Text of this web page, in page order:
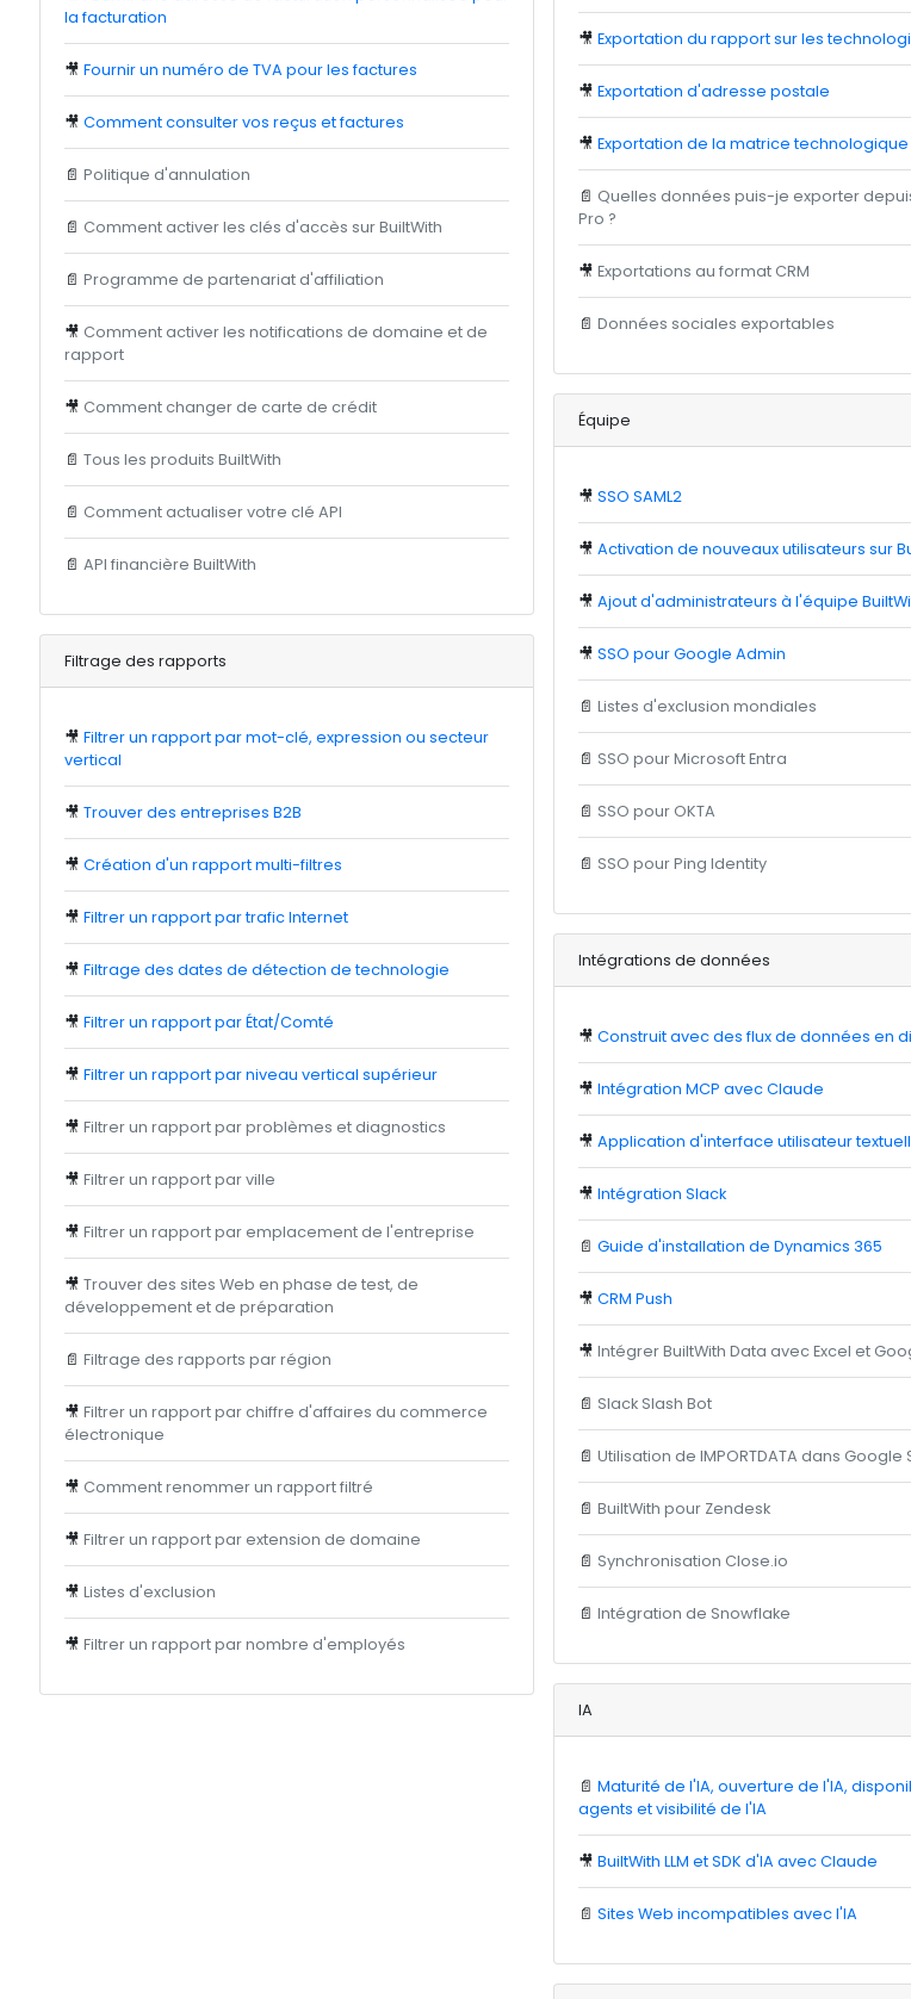
la facturation
🎥 Fournir un numéro de TVA pour les factures
🎥 Comment consulter vos reçus et factures
📄 Politique d'annulation
📄 Comment activer les clés d'accès sur BuiltWith
📄 Programme de partenariat d'affiliation
🎥 Comment activer les notifications de domaine et de
rapport
🎥 Comment changer de carte de crédit
📄 Tous les produits BuiltWith
📄 Comment actualiser votre clé API
📄 API financière BuiltWith
Filtrage des rapports
🎥 Filtrer un rapport par mot-clé, expression ou secteur
vertical
🎥 Trouver des entreprises B2B
🎥 Création d'un rapport multi-filtres
🎥 Filtrer un rapport par trafic Internet
🎥 Filtrage des dates de détection de technologie
🎥 Filtrer un rapport par État/Comté
🎥 Filtrer un rapport par niveau vertical supérieur
🎥 Filtrer un rapport par problèmes et diagnostics
🎥 Filtrer un rapport par ville
🎥 Filtrer un rapport par emplacement de l'entreprise
🎥 Trouver des sites Web en phase de test, de
développement et de préparation
📄 Filtrage des rapports par région
🎥 Filtrer un rapport par chiffre d'affaires du commerce
électronique
🎥 Comment renommer un rapport filtré
🎥 Filtrer un rapport par extension de domaine
🎥 Listes d'exclusion
🎥 Filtrer un rapport par nombre d'employés
🎥Exportation du rapport sur les
🎥Exportation d'adresse postale
🎥Exportation de la matrice technologique
📄 Quelles données puis-je exporter
Pro ?
🎥Exportations au format CRM
📄Données sociales exportables
Équipe
🎥SSO SAML2
🎥Activation de nouveaux utilisateurs sur
🎥Ajout d'administrateurs à l'équipe
🎥SSO pour Google Admin
📄Listes d'exclusion mondiales
📄 SSO pour Microsoft Entra
📄 SSO pour OKTA
📄 SSO pour Ping Identity
Intégrations de données
🎥Construit avec des flux de données en
🎥Intégration MCP avec Claude
🎥Application d'interface utilisateur
🎥Intégration Slack
📄Guide d'installation de Dynamics 365
🎥CRM Push
🎥Intégrer BuiltWith Data avec Excel et
📄 Slack Slash Bot
📄Utilisation de IMPORTDATA dans Google
📄BuiltWith pour Zendesk
📄 Synchronisation Close.io
📄Intégration de Snowflake
IA
📄Maturité de l'IA, ouverture de l'IA,
agents et visibilité de l'IA
🎥BuiltWith LLM et SDK d'IA avec Claude
📄Sites Web incompatibles avec l'IA